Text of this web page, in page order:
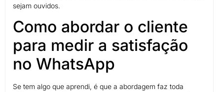
sejam ouvidos.
Como abordar o cliente
para medir a satisfação
no WhatsApp
Se tem algo que aprendi, é que a abordagem faz toda